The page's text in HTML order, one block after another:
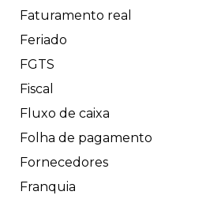
Faturamento real
Feriado
FGTS
Fiscal
Fluxo de caixa
Folha de pagamento
Fornecedores
Franquia